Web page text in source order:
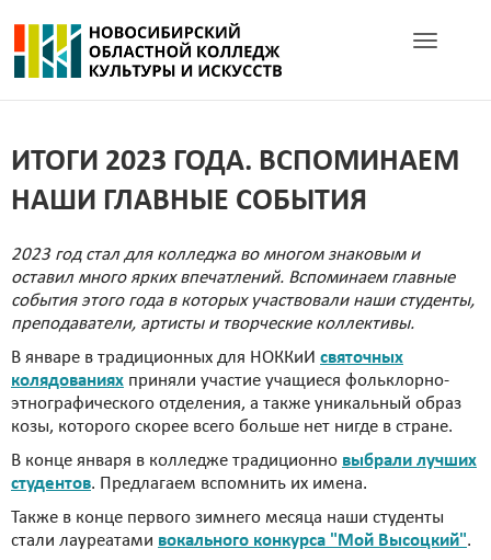
Toggle
ИТОГИ 2023 ГОДА. ВСПОМИНАЕМ
НАШИ ГЛАВНЫЕ СОБЫТИЯ
2023 год стал для колледжа во многом знаковым и
оставил много ярких впечатлений. Вспоминаем главные
события этого года в которых участвовали наши студенты,
преподаватели, артисты и творческие коллективы.
В январе в традиционных для НОККиИ святочных
колядованиях приняли участие учащиеся фольклорно-
этнографического отделения, а также уникальный образ
козы, которого скорее всего больше нет нигде в стране.
В конце января в колледже традиционно выбрали лучших
студентов. Предлагаем вспомнить их имена.
Также в конце первого зимнего месяца наши студенты
стали лауреатами вокального конкурса "Мой Высоцкий".